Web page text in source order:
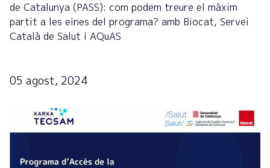
de Catalunya (PASS): com podem treure el màxim
partit a les eines del programa? amb Biocat, Servei
Català de Salut i AQuAS
05 agost, 2024